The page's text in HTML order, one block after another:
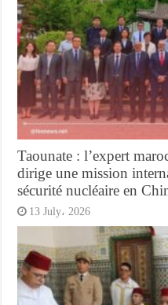
Taounate : l’expert
dirige une mission
sécurité nucléaire en
13 July، 2026